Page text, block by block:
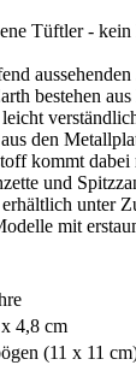
Tüftler -
bestehen
den
kommt
und
unter
mit
4,8 cm
(11 x 11